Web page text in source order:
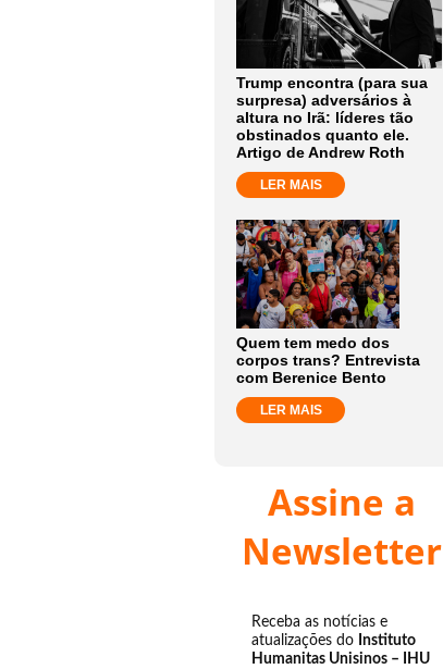
Trump encontra (para sua
surpresa) adversários à
altura no Irã: líderes tão
obstinados quanto ele.
Artigo de Andrew Roth
LER MAIS
Quem tem medo dos
corpos trans? Entrevista
com Berenice Bento
LER MAIS
Assine a
Newsletter
Receba as notícias e
atualizações do Instituto
Humanitas Unisinos – IHU